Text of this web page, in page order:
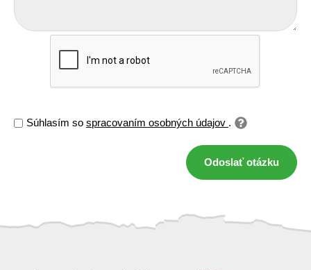
Súhlasím so spracovaním osobných údajov .
Odoslať otázku